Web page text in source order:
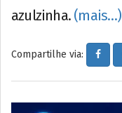
azulzinha. (mais…)
Compartilhe via: